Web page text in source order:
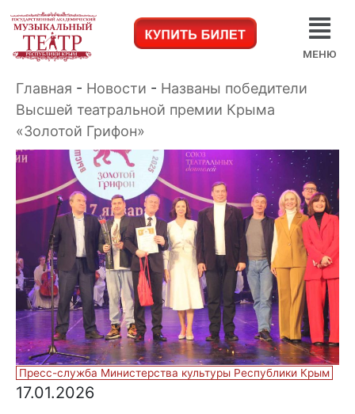
МЕНЮ
Главная - Новости - Названы победители
Высшей театральной премии Крыма
«Золотой Грифон»
Пресс-служба Министерства культуры Республики Крым
17.01.2026